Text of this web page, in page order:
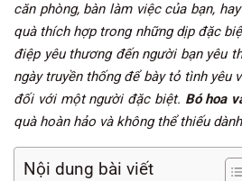
căn phòng, bàn làm việc của bạn,
quà thích hợp trong những dịp đặc
điệp yêu thương đến người bạn yêu
ngày truyền thống để bày tỏ tình yêu
đối với một người đặc biệt. Bó hoa
quà hoàn hảo và không thể thiếu
Nội dung bài viết